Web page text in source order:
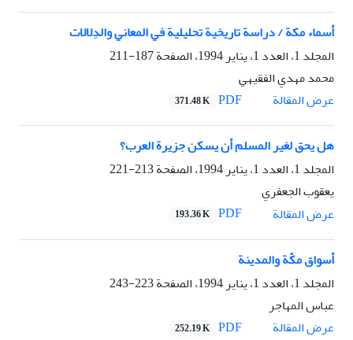
أسماء مکة / دراسة تاريخية تحليلية في المعاني والدِلالات
المجلد 1، العدد 1، يناير 1994، الصفحة
187-211
محمد مهدي الفقيهي
عرض المقالة
371.48 K
هل يحق لغير المسلم أن يسکن جزيرة العرب؟
المجلد 1، العدد 1، يناير 1994، الصفحة
213-221
يعقوب الجعفري
عرض المقالة
193.36 K
أسواق مکّة والمدينة
المجلد 1، العدد 1، يناير 1994، الصفحة
223-243
عباس المهاجر
عرض المقالة
252.19 K